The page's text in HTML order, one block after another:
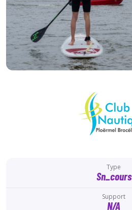
Type
Sn_cours
Support
N/A